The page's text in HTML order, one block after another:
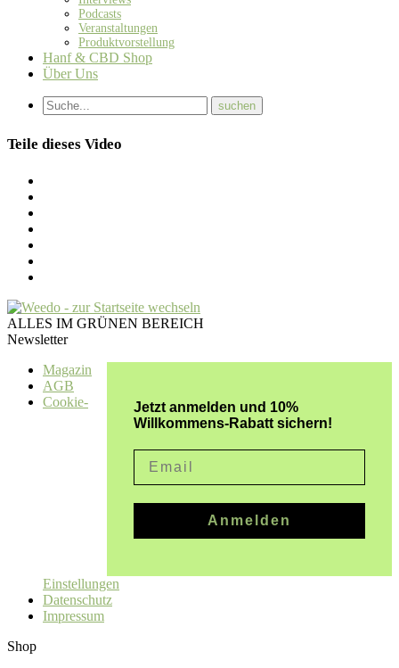
Podcasts
Veranstaltungen
Produktvorstellung
Hanf & CBD Shop
Über Uns
Teile dieses Video
ALLES IM GRÜNEN BEREICH
Newsletter
Jetzt anmelden und 10%
Willkommens-Rabatt sichern!
Anmelden
Magazin
AGB
Cookie-
Einstellungen
Datenschutz
Impressum
Shop